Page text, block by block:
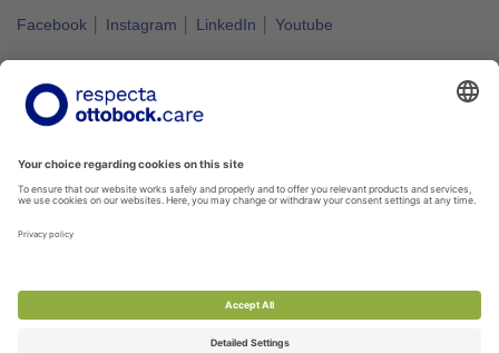
Facebook Instagram LinkedIn Youtube
Vapaus liikkua kuuluu kaikille.
#VapausLiikkua